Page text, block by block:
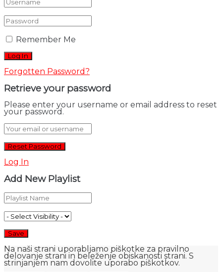
Remember Me
Forgotten Password?
Retrieve your password
Please enter your username or email address to reset
your password.
Log In
Add New Playlist
Na naši strani uporabljamo piškotke za pravilno
delovanje strani in beleženje obiskanosti strani. S
strinjanjem nam dovolite uporabo piškotkov.